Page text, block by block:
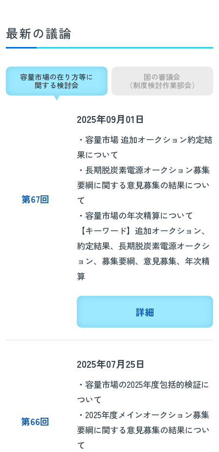
最新の議論
容量市場の在り方等に
関する検討会
国の審議会
（制度検討作業部会）
第67回
2025年09月01日
・容量市場 追加オークション約定結
果について
・長期脱炭素電源オークション募集
要綱に関する意見募集の結果につい
て
・容量市場の年次精算について
【キーワード】追加オークション、
約定結果、長期脱炭素電源オークシ
ョン、募集要綱、意見募集、年次精
算
詳細
第66回
2025年07月25日
・容量市場の2025年度包括的検証に
ついて
・2025年度メインオークション募集
要綱に関する意見募集の結果につい
て